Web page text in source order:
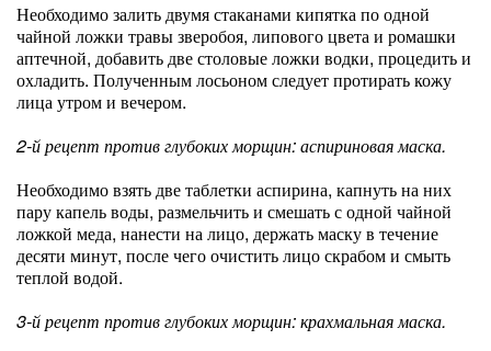
Необходимо залить двумя стаканами кипятка по одной
чайной ложки травы зверобоя, липового цвета и ромашки
аптечной, добавить две столовые ложки водки, процедить и
охладить. Полученным лосьоном следует протирать кожу
лица утром и вечером.
2-й рецепт против глубоких морщин: аспириновая маска.
Необходимо взять две таблетки аспирина, капнуть на них
пару капель воды, размельчить и смешать с одной чайной
ложкой меда, нанести на лицо, держать маску в течение
десяти минут, после чего очистить лицо скрабом и смыть
теплой водой.
3-й рецепт против глубоких морщин: крахмальная маска.